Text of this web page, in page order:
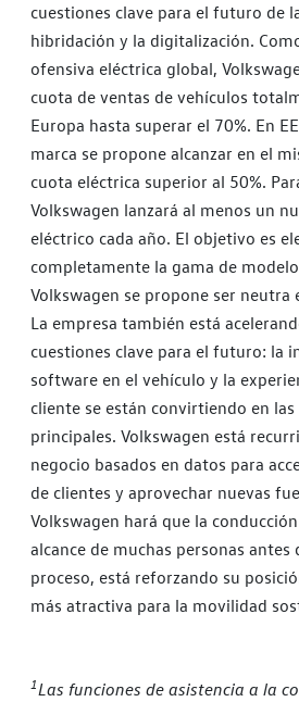
cuestiones clave para el futuro de
hibridación y la digitalización.
ofensiva eléctrica global,
cuota de ventas de vehículos
Europa hasta superar el 70%. En
marca se propone alcanzar en el
cuota eléctrica superior al 50%.
Volkswagen lanzará al menos un
eléctrico cada año. El objetivo es
completamente la gama de
Volkswagen se propone ser neutra
La empresa también está
cuestiones clave para el futuro: la
software en el vehículo y la
cliente se están convirtiendo en
principales. Volkswagen está
negocio basados en datos para
de clientes y aprovechar nuevas
Volkswagen hará que la
alcance de muchas personas antes
proceso, está reforzando su
más atractiva para la movilidad
1Las funciones de asistencia a la